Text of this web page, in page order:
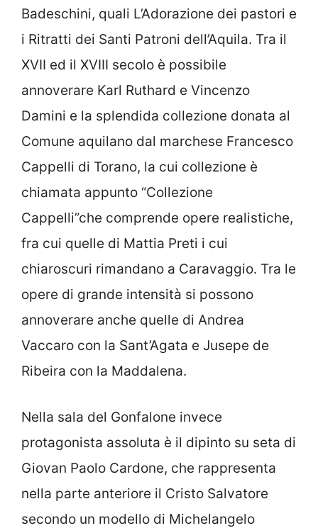
Badeschini, quali L’Adorazione dei pastori e
i Ritratti dei Santi Patroni dell’Aquila. Tra il
XVII ed il XVIII secolo è possibile
annoverare Karl Ruthard e Vincenzo
Damini e la splendida collezione donata al
Comune aquilano dal marchese Francesco
Cappelli di Torano, la cui collezione è
chiamata appunto “Collezione
Cappelli”che comprende opere realistiche,
fra cui quelle di Mattia Preti i cui
chiaroscuri rimandano a Caravaggio. Tra le
opere di grande intensità si possono
annoverare anche quelle di Andrea
Vaccaro con la Sant’Agata e Jusepe de
Ribeira con la Maddalena.
Nella sala del Gonfalone invece
protagonista assoluta è il dipinto su seta di
Giovan Paolo Cardone, che rappresenta
nella parte anteriore il Cristo Salvatore
secondo un modello di Michelangelo